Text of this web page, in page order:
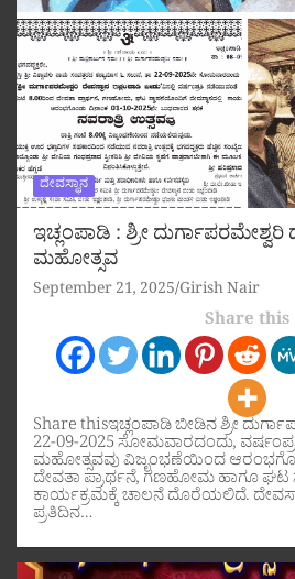
ದೇವಸ್ಥಾನ
ಇಚ್ಲಂಪಾಡಿ : ಶ್ರೀ ದುರ್ಗಾಪರಮೇಶ್ವರಿ
ಮಹೋತ್ಸವ
September 21, 2025 Girish Nair
Share this
Share thisಇಚ್ಲಂಪಾಡಿ ಬೀಡಿನ ಶ್ರೀ
22-09-2025 ಸೋಮವಾರದಂದು,
ಮಹೋತ್ಸವವು ವಿಜೃಂಭಣೆಯಿಂದ
ದೇವತಾ ಪ್ರಾರ್ಥನೆ, ಗಣಹೋಮ ಹಾಗೂ ಘಟ
ಕಾರ್ಯಕ್ರಮಕ್ಕೆ ಚಾಲನೆ ದೊರೆಯಲಿದೆ.
ಪ್ರತಿದಿನ…